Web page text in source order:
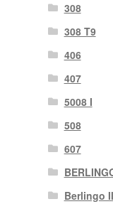
308
308 T9
406
407
5008 I
508
607
Berlingo